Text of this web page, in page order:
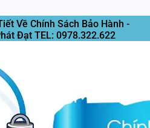
Về Chính Sách Bảo Hành -
Đạt TEL: 0978.322.622